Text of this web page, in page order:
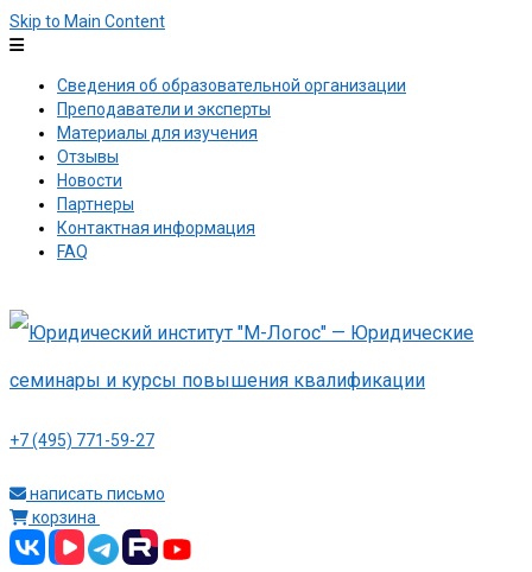
Skip to Main Content
Сведения об образовательной организации
Преподаватели и эксперты
Материалы для изучения
Отзывы
Новости
Партнеры
Контактная информация
FAQ
+7 (495) 771-59-27
написать письмо
корзина